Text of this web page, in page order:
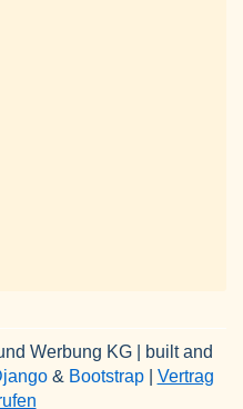
Werbung KG | built and
& Bootstrap| Vertrag